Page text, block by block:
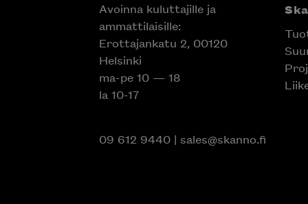
Avoinna kuluttajille ja
ammattilaisille:
Erottajankatu 2, 00120
Helsinki
ma-pe 10 — 18
la 10-17
09 612 9440| sales@skanno.fi